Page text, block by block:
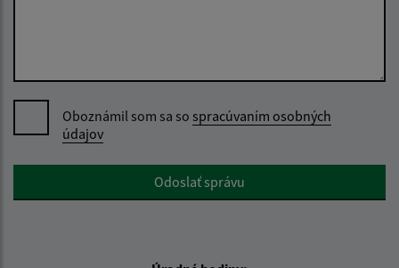
Oboznámil som sa so spracúvaním osobných
údajov
Google reCaptcha ResponseOdoslať správu